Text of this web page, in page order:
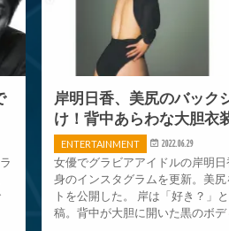
岸明日香、美尻のバック
け！背中あらわな大胆衣
ENTERTAINMENT 2022.06.29
女優でグラビアアイドルの岸明
身のインスタグラムを更新。美
トを公開した。 岸は「好き？」
稿。背中が大胆に開いた黒のボ